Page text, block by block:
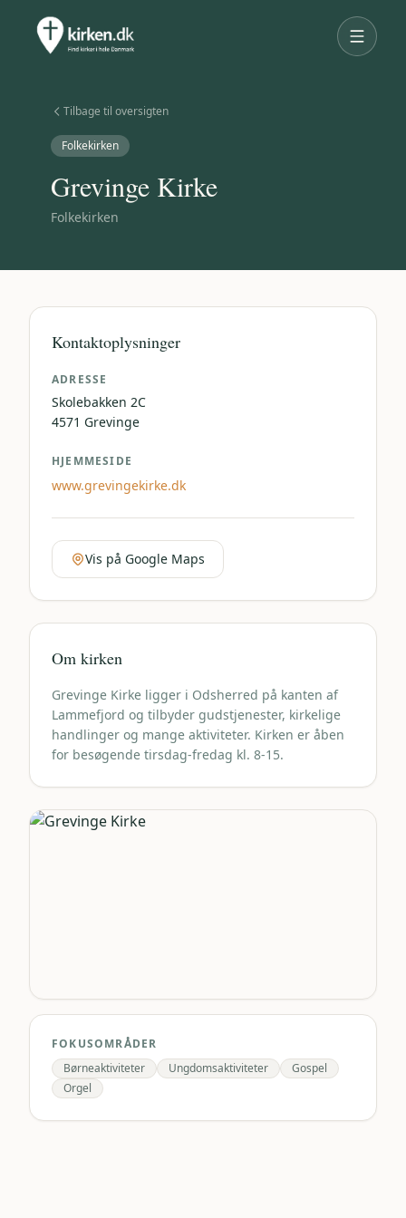
Tilbage til oversigten
Folkekirken
Grevinge Kirke
Folkekirken
Kontaktoplysninger
ADRESSE
Skolebakken 2C
4571 Grevinge
HJEMMESIDE
www.grevingekirke.dk
Vis på Google Maps
Om kirken
Grevinge Kirke ligger i Odsherred på kanten af
Lammefjord og tilbyder gudstjenester, kirkelige
handlinger og mange aktiviteter. Kirken er åben
for besøgende tirsdag-fredag kl. 8-15.
FOKUSOMRÅDER
Børneaktiviteter
Ungdomsaktiviteter
Gospel
Orgel